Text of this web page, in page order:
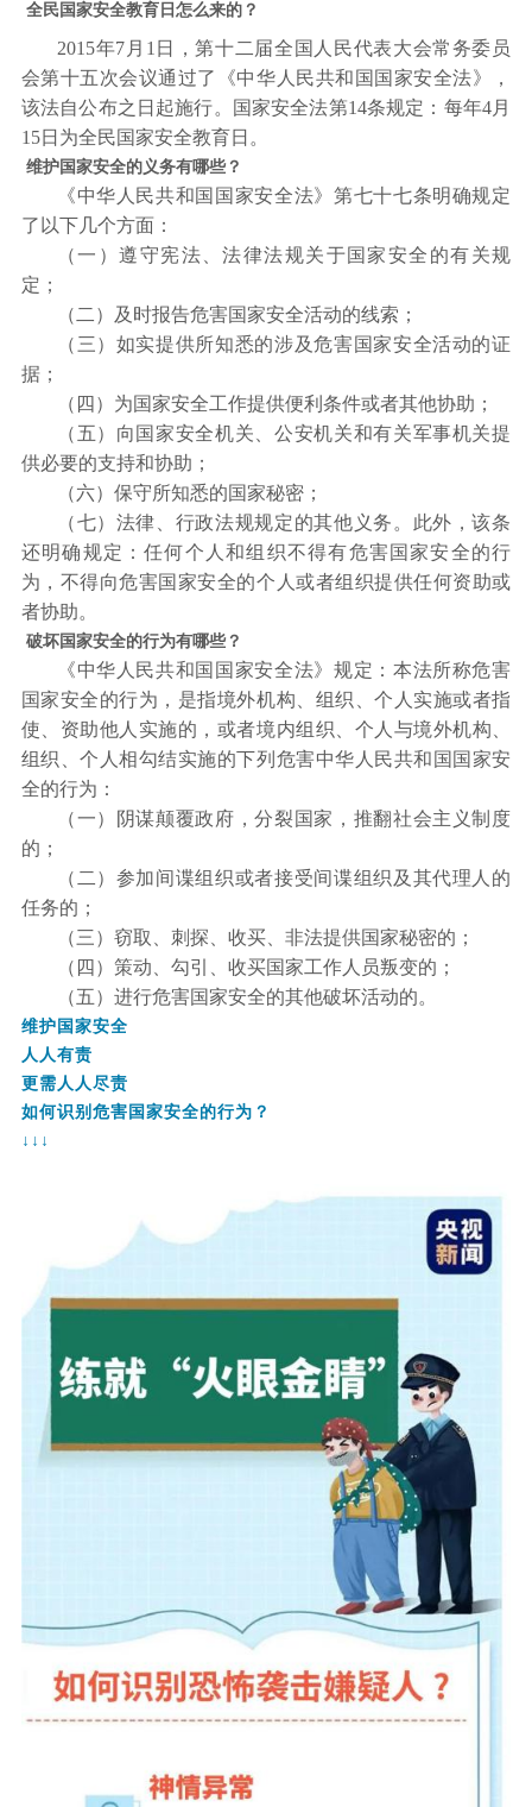
全民国家安全教育日怎么来的？
2015年7 月 1 日，第十二届全国人民代表大会常务委员
会第十五次会议通过了《中华人民共和国国家安全法》，
该法自公布之日起施行。国家安全法第14条规定：每年4月
15日为全民国家安全教育日。
维护国家安全的义务有哪些？
《中华人民共和国国家安全法》第七十七条明确规定
了以下几个方面：
（一）遵守宪法、法律法规关于国家安全的有关规
定；
（二）及时报告危害国家安全活动的线索；
（三）如实提供所知悉的涉及危害国家安全活动的证
据；
（四）为国家安全工作提供便利条件或者其他协助；
（五）向国家安全机关、公安机关和有关军事机关提
供必要的支持和协助；
（六）保守所知悉的国家秘密；
（七）法律、行政法规规定的其他义务。此外，该条
还明确规定：任何个人和组织不得有危害国家安全的行
为，不得向危害国家安全的个人或者组织提供任何资助或
者协助。
破坏国家安全的行为有哪些？
《中华人民共和国国家安全法》规定：本法所称危害
国家安全的行为，是指境外机构、组织、个人实施或者指
使、资助他人实施的，或者境内组织、个人与境外机构、
组织、个人相勾结实施的下列危害中华人民共和国国家安
全的行为：
（一）阴谋颠覆政府，分裂国家，推翻社会主义制度
的；
（二）参加间谍组织或者接受间谍组织及其代理人的
任务的；
（三）窃取、刺探、收买、非法提供国家秘密的；
（四）策动、勾引、收买国家工作人员叛变的；
（五）进行危害国家安全的其他破坏活动的。
维护国家安全
人人有责
更需人人尽责
如何识别危害国家安全的行为？
↓↓↓